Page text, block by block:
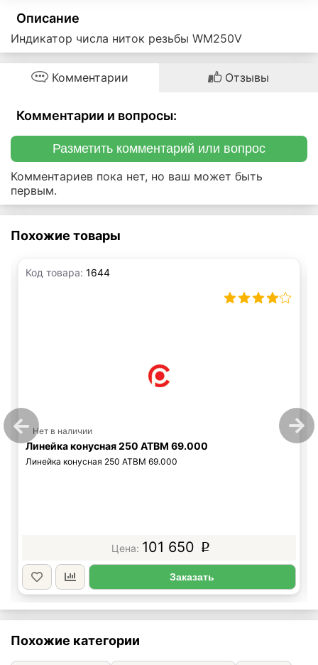
Описание
Индикатор числа ниток резьбы WM250V
Комментарии Отзывы
Комментарии и вопросы:
Разметить комментарий или вопрос
Комментариев пока нет, но ваш может быть
первым.
Похожие товары
Код товара: 1644
Нет в наличии
Линейка конусная 250 АТВМ 69.000
Линейка конусная 250 АТВМ 69.000
101 650 p
Заказать
Похожие категории